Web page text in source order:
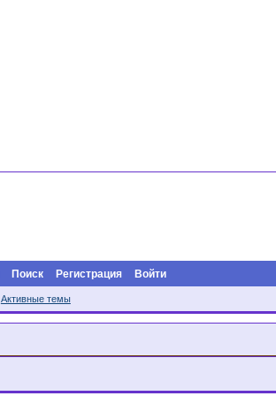
Поиск Регистрация Войти
Активные темы